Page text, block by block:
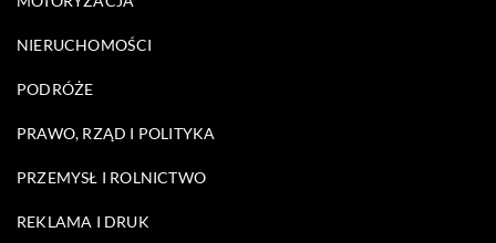
NIERUCHOMOŚCI
PODRÓŻE
PRAWO, RZĄD I POLITYKA
PRZEMYSŁ I ROLNICTWO
REKLAMA I DRUK